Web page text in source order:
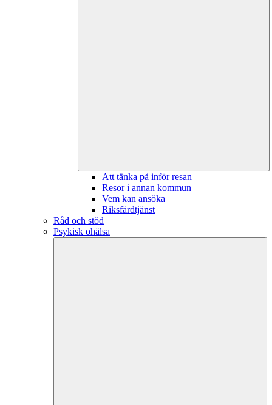
Att tänka på inför resan
Resor i annan kommun
Vem kan ansöka
Riksfärdtjänst
Råd och stöd
Psykisk ohälsa